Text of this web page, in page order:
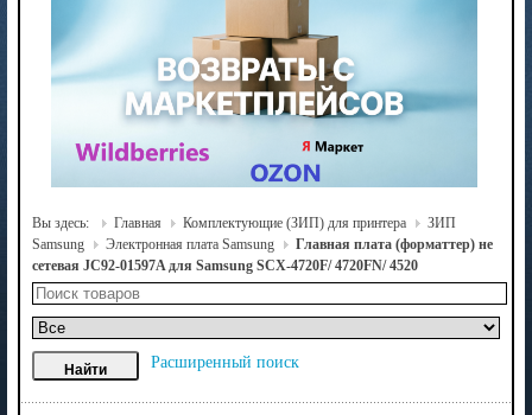
Вы здесь: Главная Комплектующие (ЗИП) для принтера
ЗИП
Samsung
Электронная плата Samsung
Главная плата (форматтер) не
сетевая JC92-01597A для Samsung SCX-4720F/ 4720FN/ 4520
Расширенный поиск